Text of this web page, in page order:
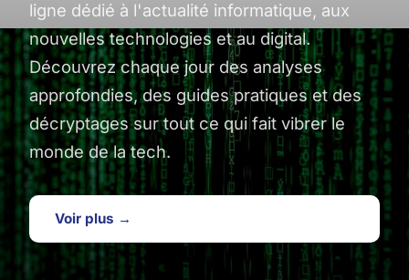
ligne dédié à l'actualité informatique, aux
nouvelles technologies et au digital.
Découvrez chaque jour des analyses
approfondies, des guides pratiques et des
décryptages sur tout ce qui fait vibrer le
monde de la tech.
Voir plus →